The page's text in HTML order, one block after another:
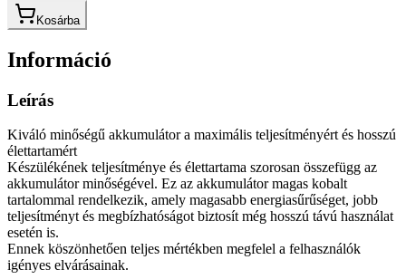
Kosárba
Információ
Leírás
Kiváló minőségű akkumulátor a maximális teljesítményért és hosszú
élettartamért
Készülékének teljesítménye és élettartama szorosan összefügg az
akkumulátor minőségével. Ez az akkumulátor magas kobalt
tartalommal rendelkezik, amely magasabb energiasűrűséget, jobb
teljesítményt és megbízhatóságot biztosít még hosszú távú használat
esetén is.
Ennek köszönhetően teljes mértékben megfelel a felhasználók
igényes elvárásainak.